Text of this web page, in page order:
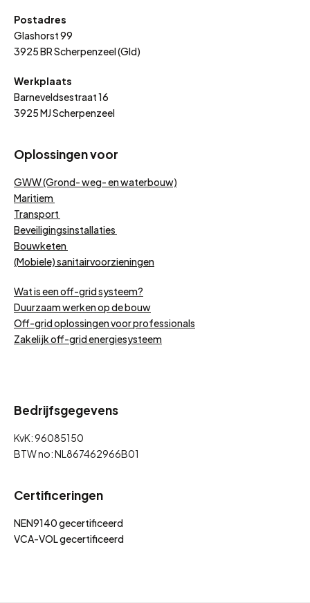
Postadres
Glashorst 99
3925 BR Scherpenzeel (Gld)
Werkplaats
Barneveldsestraat 16
3925 MJ Scherpenzeel
Oplossingen voor
GWW (Grond- weg- en waterbouw)
Maritiem
Transport
Beveiligingsinstallaties
Bouwketen
(Mobiele) sanitairvoorzieningen
Wat is een off-grid systeem?
Duurzaam werken op de bouw
Off-grid oplossingen voor professionals
Zakelijk off-grid energiesysteem
Bedrijfsgegevens
KvK: 96085150
BTW no: NL867462966B01
Certificeringen
NEN9140 gecertificeerd
VCA-VOL gecertificeerd